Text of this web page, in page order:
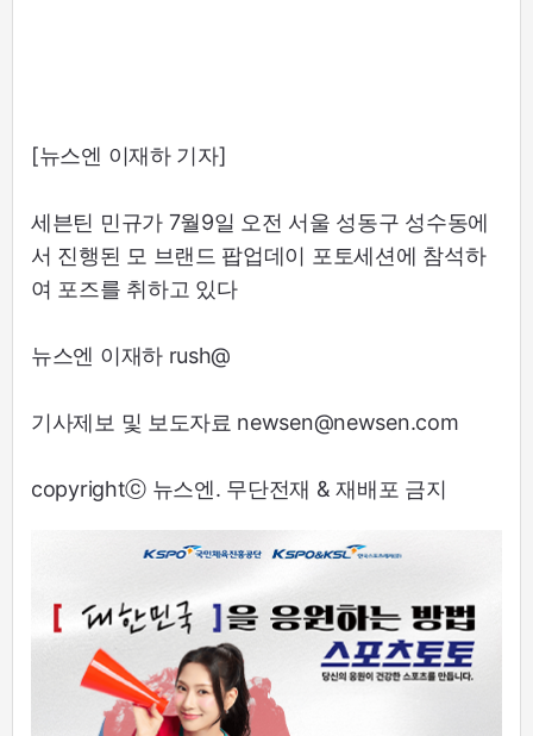
[뉴스엔 이재하 기자]
세븐틴 민규가 7월9일 오전 서울 성동구 성수동에
서 진행된 모 브랜드 팝업데이 포토세션에 참석하
여 포즈를 취하고 있다
뉴스엔 이재하 rush@
기사제보 및 보도자료 newsen@newsen.com
copyrightⓒ 뉴스엔. 무단전재 & 재배포 금지